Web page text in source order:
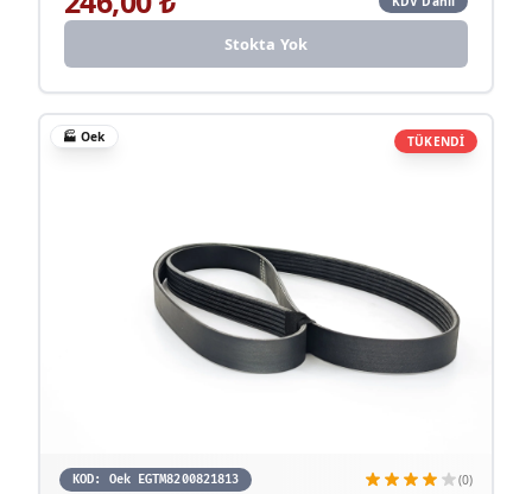
Stokta Yok
TÜKENDİ
🏭Oek
KOD: Oek EGTM8200821813 (0)